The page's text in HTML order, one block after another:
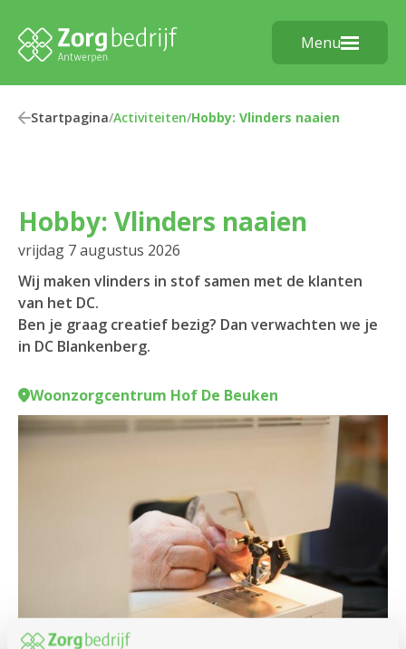
Menu
Startpagina/Activiteiten/Hobby: Vlinders naaien
Hobby: Vlinders naaien
vrijdag 7 augustus 2026
Wij maken vlinders in stof samen met de klanten
van het DC.
Ben je graag creatief bezig? Dan verwachten we je
in DC Blankenberg.
Woonzorgcentrum Hof De Beuken